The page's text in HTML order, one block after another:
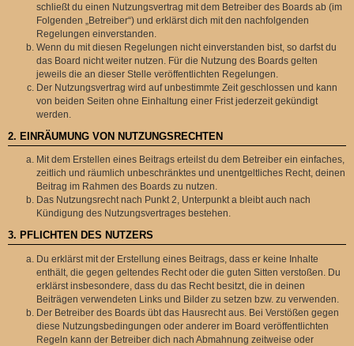
schließt du einen Nutzungsvertrag mit dem Betreiber des Boards ab (im
Folgenden „Betreiber“) und erklärst dich mit den nachfolgenden
Regelungen einverstanden.
Wenn du mit diesen Regelungen nicht einverstanden bist, so darfst du
das Board nicht weiter nutzen. Für die Nutzung des Boards gelten
jeweils die an dieser Stelle veröffentlichten Regelungen.
Der Nutzungsvertrag wird auf unbestimmte Zeit geschlossen und kann
von beiden Seiten ohne Einhaltung einer Frist jederzeit gekündigt
werden.
2. EINRÄUMUNG VON NUTZUNGSRECHTEN
Mit dem Erstellen eines Beitrags erteilst du dem Betreiber ein einfaches,
zeitlich und räumlich unbeschränktes und unentgeltliches Recht, deinen
Beitrag im Rahmen des Boards zu nutzen.
Das Nutzungsrecht nach Punkt 2, Unterpunkt a bleibt auch nach
Kündigung des Nutzungsvertrages bestehen.
3. PFLICHTEN DES NUTZERS
Du erklärst mit der Erstellung eines Beitrags, dass er keine Inhalte
enthält, die gegen geltendes Recht oder die guten Sitten verstoßen. Du
erklärst insbesondere, dass du das Recht besitzt, die in deinen
Beiträgen verwendeten Links und Bilder zu setzen bzw. zu verwenden.
Der Betreiber des Boards übt das Hausrecht aus. Bei Verstößen gegen
diese Nutzungsbedingungen oder anderer im Board veröffentlichten
Regeln kann der Betreiber dich nach Abmahnung zeitweise oder